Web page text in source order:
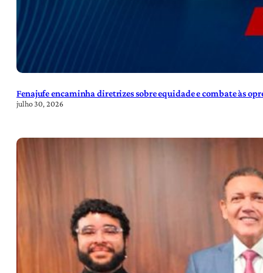
Fenajufe encaminha diretrizes sobre equidade e combate às
julho 30, 2026